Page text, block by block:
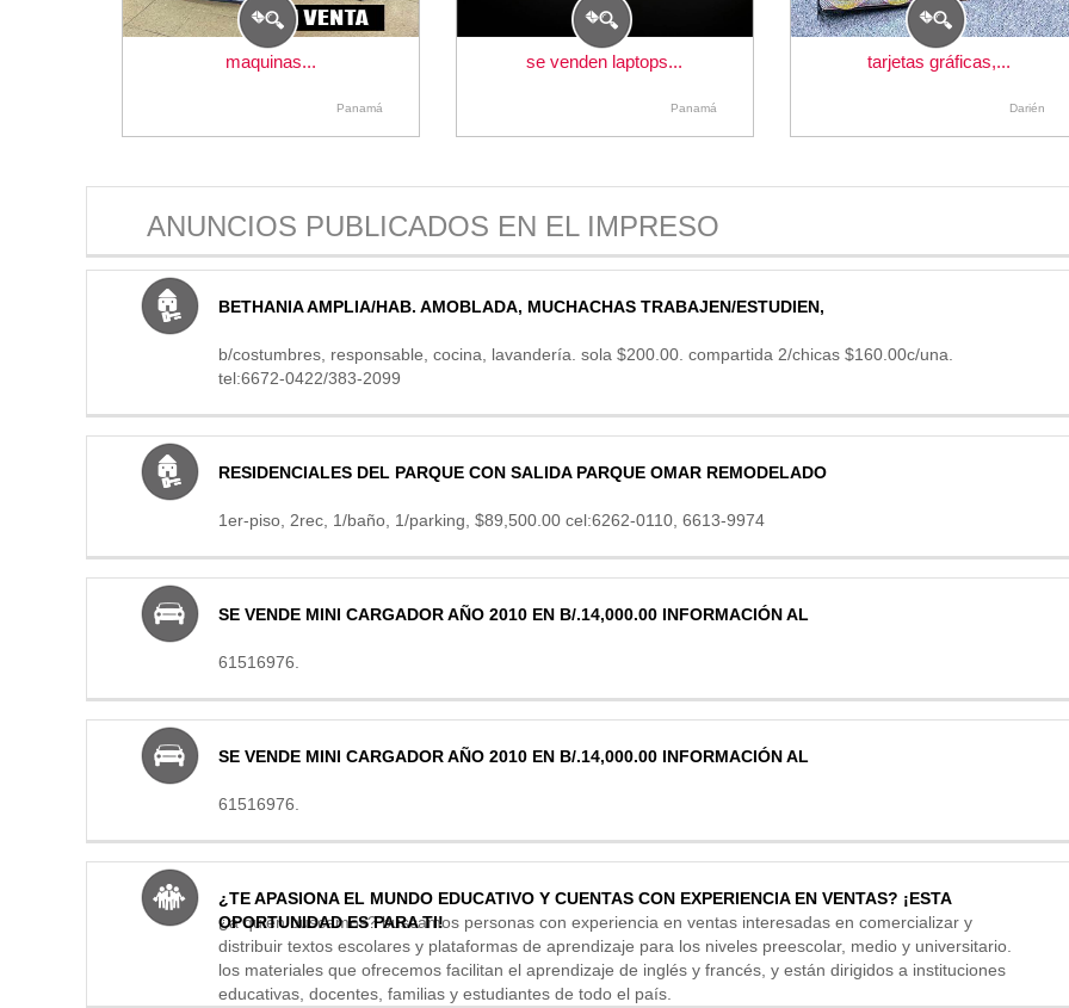
maquinas...
Panamá
se venden laptops...
Panamá
tarjetas gráficas,...
Darién
ANUNCIOS PUBLICADOS EN EL IMPRESO
BETHANIA AMPLIA/HAB. AMOBLADA, MUCHACHAS TRABAJEN/ESTUDIEN,
b/costumbres, responsable, cocina, lavandería. sola $200.00. compartida 2/chicas $160.00c/una.
tel:6672-0422/383-2099
RESIDENCIALES DEL PARQUE CON SALIDA PARQUE OMAR REMODELADO
1er-piso, 2rec, 1/baño, 1/parking, $89,500.00 cel:6262-0110, 6613-9974
SE VENDE MINI CARGADOR AÑO 2010 EN B/.14,000.00 INFORMACIÓN AL
61516976.
SE VENDE MINI CARGADOR AÑO 2010 EN B/.14,000.00 INFORMACIÓN AL
61516976.
¿TE APASIONA EL MUNDO EDUCATIVO Y CUENTAS CON EXPERIENCIA EN VENTAS? ¡ESTA
OPORTUNIDAD ES PARA TI!
¿a quién buscamos? buscamos personas con experiencia en ventas interesadas en comercializar y
distribuir textos escolares y plataformas de aprendizaje para los niveles preescolar, medio y universitario.
los materiales que ofrecemos facilitan el aprendizaje de inglés y francés, y están dirigidos a instituciones
educativas, docentes, familias y estudiantes de todo el país.